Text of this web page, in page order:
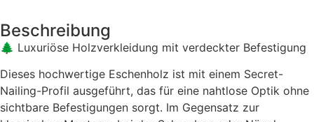
Beschreibung
🌲 Luxuriöse Holzverkleidung mit verdeckter Befestigung
Dieses hochwertige Eschenholz ist mit einem Secret-
Nailing-Profil ausgeführt, das für eine nahtlose Optik ohne
sichtbare Befestigungen sorgt. Im Gegensatz zur